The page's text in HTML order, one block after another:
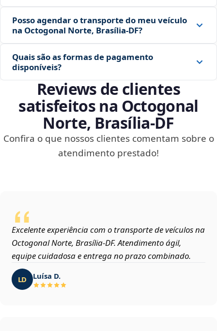
Posso agendar o transporte do meu veículo
na Octogonal Norte, Brasília‑DF?
Quais são as formas de pagamento
disponíveis?
Reviews de clientes
satisfeitos na Octogonal
Norte, Brasília‑DF
Confira o que nossos clientes comentam sobre o
atendimento prestado!
Excelente experiência com o transporte de veículos na
Octogonal Norte, Brasília‑DF. Atendimento ágil,
equipe cuidadosa e entrega no prazo combinado.
LD Luísa D.